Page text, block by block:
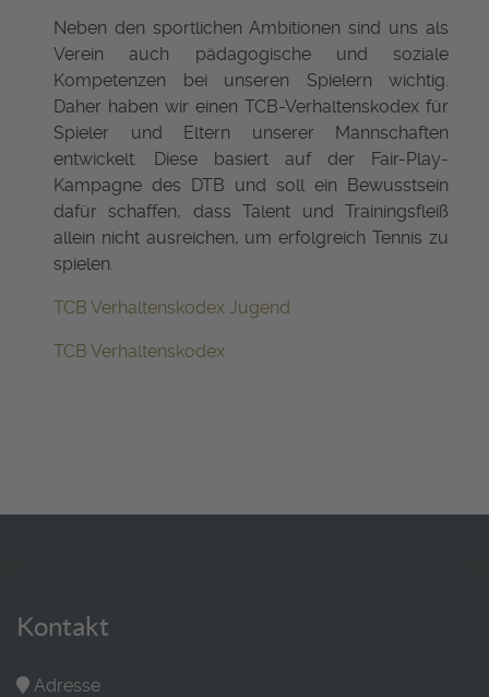
Neben den sportlichen Ambitionen sind uns als
Verein auch pädagogische und soziale
Kompetenzen bei unseren Spielern wichtig.
Daher haben wir einen TCB-Verhaltenskodex für
Spieler und Eltern unserer Mannschaften
entwickelt. Diese basiert auf der Fair-Play-
Kampagne des DTB und soll ein Bewusstsein
dafür schaffen, dass Talent und Trainingsfleiß
allein nicht ausreichen, um erfolgreich Tennis zu
spielen.
TCB Verhaltenskodex Jugend
TCB Verhaltenskodex
Kontakt
Adresse